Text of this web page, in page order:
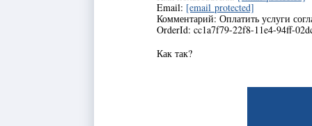
Email: [email protected]
Комментарий: Оплатить услуги
OrderId: cc1a7f79-22f8-11e4-94ff-
Как так?